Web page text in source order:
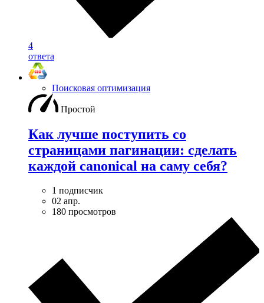
4
ответа
Поисковая оптимизация
Простой
Как лучше поступить со
страницами пагинации: сделать
каждой canonical на саму себя?
1 подписчик
02 апр.
180 просмотров